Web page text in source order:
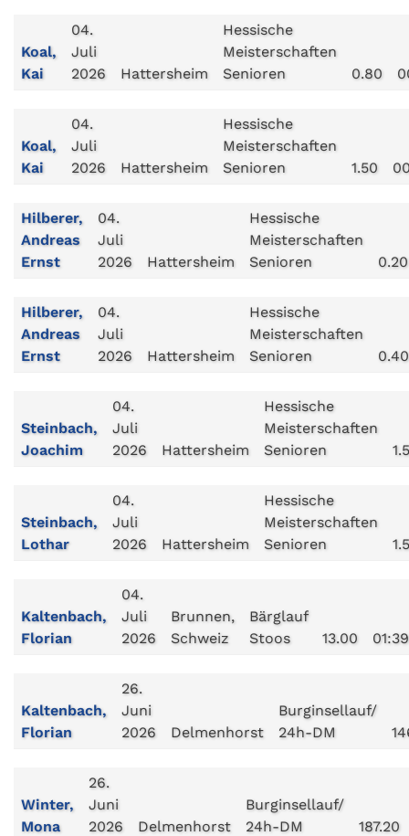
Koal,
Kai
04.
Juli
2026
Hattersheim
Hessische
Meisterschaften
Senioren
0.80
Koal,
Kai
04.
Juli
2026
Hattersheim
Hessische
Meisterschaften
Senioren
1.50
Hilberer,
Andreas
Ernst
04.
Juli
2026
Hattersheim
Hessische
Meisterschaften
Senioren
0.20
Hilberer,
Andreas
Ernst
04.
Juli
2026
Hattersheim
Hessische
Meisterschaften
Senioren
0.40
Steinbach,
Joachim
04.
Juli
2026
Hattersheim
Hessische
Meisterschaften
Senioren
Steinbach,
Lothar
04.
Juli
2026
Hattersheim
Hessische
Meisterschaften
Senioren
Kaltenbach,
Florian
04.
Juli
2026
Brunnen,
Schweiz
Bärglauf
Stoos
13.00
Kaltenbach,
Florian
26.
Juni
2026
Delmenhorst
Burginsellauf/
24h-DM
Winter,
Mona
26.
Juni
2026
Delmenhorst
Burginsellauf/
24h-DM
187.20